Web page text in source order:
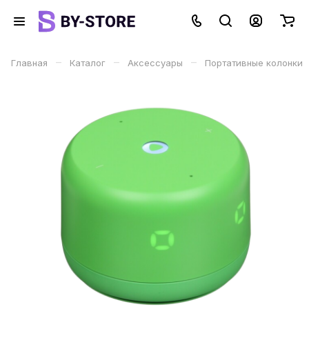
Главная – Каталог – Аксессуары – Портативные колонки